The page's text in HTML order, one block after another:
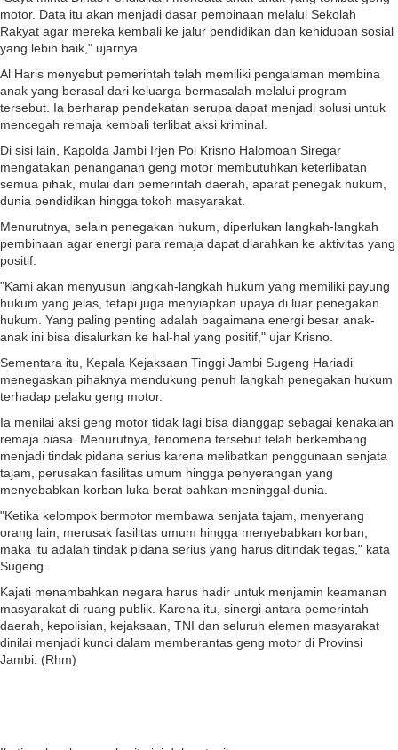
motor. Data itu akan menjadi dasar pembinaan melalui Sekolah
Rakyat agar mereka kembali ke jalur pendidikan dan kehidupan sosial
yang lebih baik," ujarnya.
Al Haris menyebut pemerintah telah memiliki pengalaman membina
anak yang berasal dari keluarga bermasalah melalui program
tersebut. Ia berharap pendekatan serupa dapat menjadi solusi untuk
mencegah remaja kembali terlibat aksi kriminal.
Di sisi lain, Kapolda Jambi Irjen Pol Krisno Halomoan Siregar
mengatakan penanganan geng motor membutuhkan keterlibatan
semua pihak, mulai dari pemerintah daerah, aparat penegak hukum,
dunia pendidikan hingga tokoh masyarakat.
Menurutnya, selain penegakan hukum, diperlukan langkah-langkah
pembinaan agar energi para remaja dapat diarahkan ke aktivitas yang
positif.
"Kami akan menyusun langkah-langkah hukum yang memiliki payung
hukum yang jelas, tetapi juga menyiapkan upaya di luar penegakan
hukum. Yang paling penting adalah bagaimana energi besar anak-
anak ini bisa disalurkan ke hal-hal yang positif," ujar Krisno.
Sementara itu, Kepala Kejaksaan Tinggi Jambi Sugeng Hariadi
menegaskan pihaknya mendukung penuh langkah penegakan hukum
terhadap pelaku geng motor.
Ia menilai aksi geng motor tidak lagi bisa dianggap sebagai kenakalan
remaja biasa. Menurutnya, fenomena tersebut telah berkembang
menjadi tindak pidana serius karena melibatkan penggunaan senjata
tajam, perusakan fasilitas umum hingga penyerangan yang
menyebabkan korban luka berat bahkan meninggal dunia.
"Ketika kelompok bermotor membawa senjata tajam, menyerang
orang lain, merusak fasilitas umum hingga menyebabkan korban,
maka itu adalah tindak pidana serius yang harus ditindak tegas," kata
Sugeng.
Kajati menambahkan negara harus hadir untuk menjamin keamanan
masyarakat di ruang publik. Karena itu, sinergi antara pemerintah
daerah, kepolisian, kejaksaan, TNI dan seluruh elemen masyarakat
dinilai menjadi kunci dalam memberantas geng motor di Provinsi
Jambi. (Rhm)